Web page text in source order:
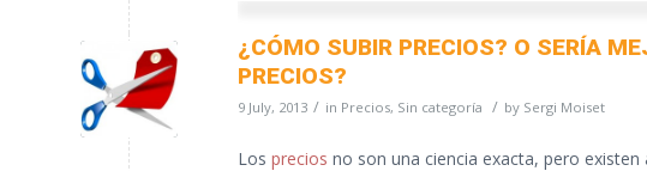
¿CÓMO SUBIR PRECIOS? O SERÍA
PRECIOS?
9 July, 2013 / in Precios, Sin categoría / by Sergi Moiset
Los precios no son una ciencia exacta, pero